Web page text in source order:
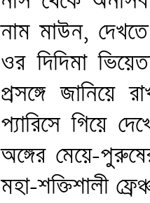
নাম মাউন,
ওর দিদিমা
প্রসঙ্গে জানিয়ে
প্যারিসে গিয়ে
অঙ্গের মেয়ে-
মহা-শক্তিশালী